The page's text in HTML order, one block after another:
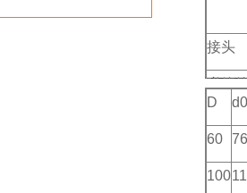
径向
Y-
型)
Y-
径向
接头
弹簧
D d0
60 76
100